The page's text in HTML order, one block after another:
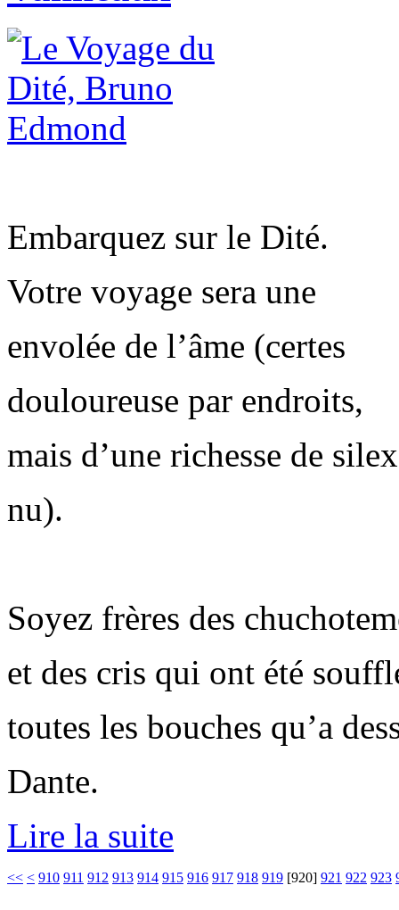
Embarquez sur le Dité.
Votre voyage sera une
envolée de l’âme (certes
douloureuse par endroits,
mais d’une richesse de silex
nu).
Soyez frères des
et des cris qui ont été
toutes les bouches qu’a
Dante.
Lire la suite
<< < 910 911 912 913 914 915 916 917 918 919 [920] 921 922 923